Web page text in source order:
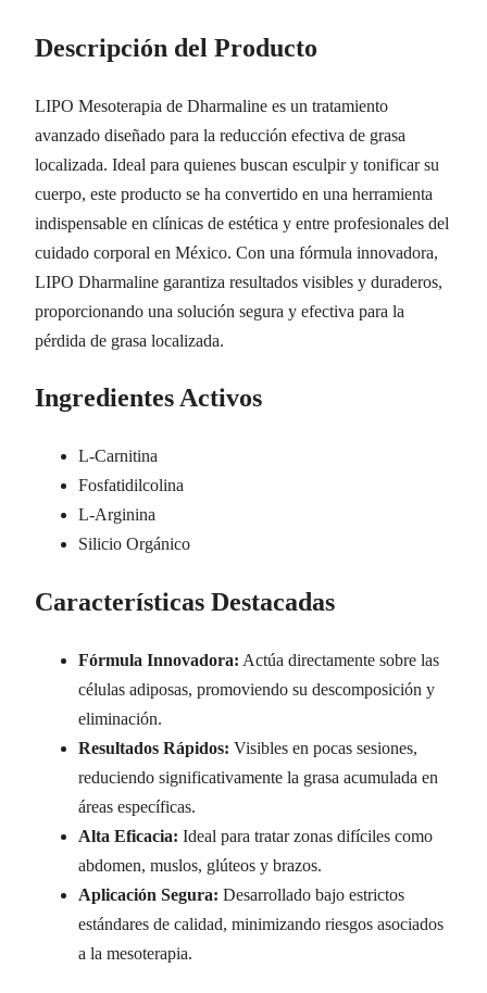
Descripción del Producto
LIPO Mesoterapia de Dharmaline es un tratamiento
avanzado diseñado para la reducción efectiva de grasa
localizada. Ideal para quienes buscan esculpir y tonificar su
cuerpo, este producto se ha convertido en una herramienta
indispensable en clínicas de estética y entre profesionales del
cuidado corporal en México. Con una fórmula innovadora,
LIPO Dharmaline garantiza resultados visibles y duraderos,
proporcionando una solución segura y efectiva para la
pérdida de grasa localizada.
Ingredientes Activos
L-Carnitina
Fosfatidilcolina
L-Arginina
Silicio Orgánico
Características Destacadas
Fórmula Innovadora: Actúa directamente sobre las
células adiposas, promoviendo su descomposición y
eliminación.
Resultados Rápidos: Visibles en pocas sesiones,
reduciendo significativamente la grasa acumulada en
áreas específicas.
Alta Eficacia: Ideal para tratar zonas difíciles como
abdomen, muslos, glúteos y brazos.
Aplicación Segura: Desarrollado bajo estrictos
estándares de calidad, minimizando riesgos asociados
a la mesoterapia.